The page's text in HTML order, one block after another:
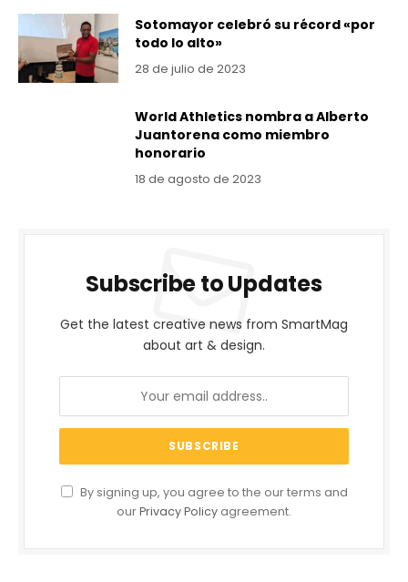
Sotomayor celebró su récord «por
todo lo alto»
28 de julio de 2023
World Athletics nombra a Alberto
Juantorena como miembro
honorario
18 de agosto de 2023
Subscribe to Updates
Get the latest creative news from SmartMag
about art & design.
By signing up, you agree to the our terms and
ourPrivacy Policy agreement.